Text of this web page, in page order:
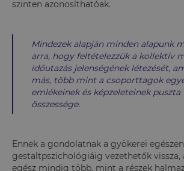
szinten azonosíthatóak.
Mindezek alapján minden alapunk
arra, hogy feltételezzük a kollektív
időutazás jelenségének létezését,
más, több mint a csoporttagok
emlékeinek és képzeleteinek puszta
összessége.
Ennek a gondolatnak a gyökerei
gestaltpszichológiáig vezethetők vissza,
egész mindig több, mint a részek